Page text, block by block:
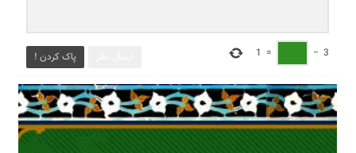
پاک کردن ! 3
−
=
1